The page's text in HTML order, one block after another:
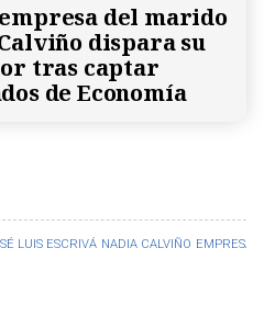
LUIS ESCRIVÁ NADIA CALVIÑO EMPRESAS
del marido
dispara su
tras captar
de Economía